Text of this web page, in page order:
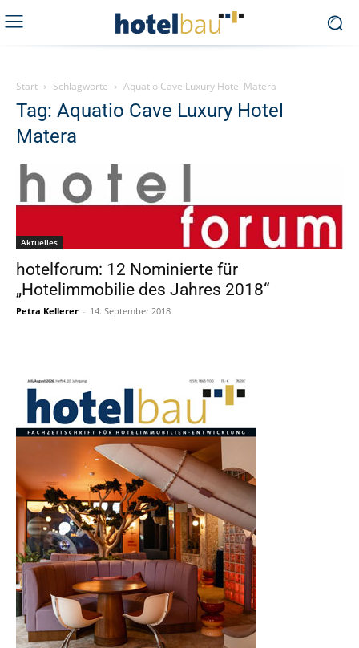
Start Schlagworte Aquatio Cave Luxury Hotel Matera
Tag: Aquatio Cave Luxury Hotel
Matera
Aktuelles
hotelforum: 12 Nominierte für
„Hotelimmobilie des Jahres 2018“
Petra Kellerer - 14. September 2018